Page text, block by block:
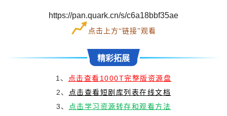
https://pan.quark.cn/s/c6a18bbf35ae
点击上方“链接”观看
精彩拓展
1、 点击查看1000T完整版资源盘
2、 点击查看短剧库列表在线文档
3、 点击学习资源转存和观看方法